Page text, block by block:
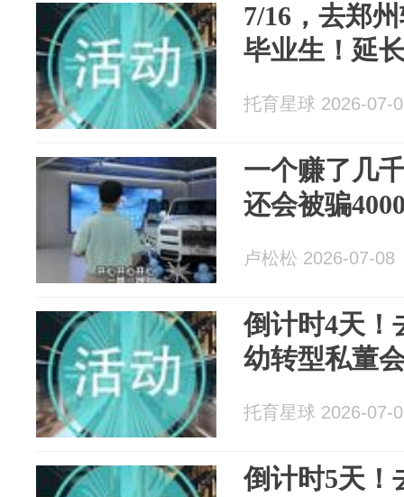
7/16，去郑
毕业生！延
托育星球 2026-07-
一个赚了几
还会被骗
卢松松 2026-07-08
倒计时4天！
幼转型私董
托育星球 2026-07-
倒计时5天！